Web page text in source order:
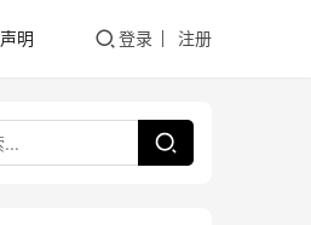
明 登录 注册